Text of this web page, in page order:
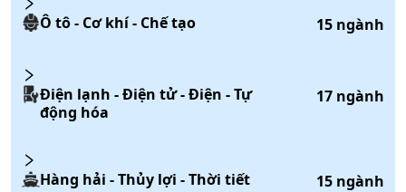
Ô tô - Cơ khí - Chế tạo 15 ngành
Điện lạnh - Điện tử - Điện - Tự
động hóa
17 ngành
Hàng hải - Thủy lợi - Thời tiết 15 ngành